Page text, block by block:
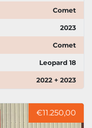
Comet
2023
Comet
Leopard 18
2022 + 2023
€11.250,00